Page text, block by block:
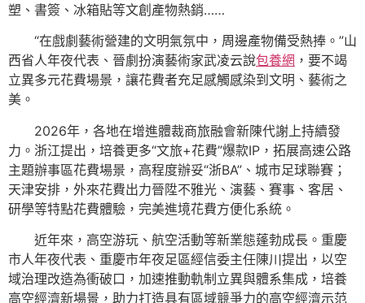
塑、書簽、冰箱貼等文創產物熱銷……
“在戲劇藝術營建的文明氣氛中，周邊產物備受熱捧。”山
西省人年夜代表、晉劇扮演藝術家武凌云說包養網 ，要不竭
立異多元花費場景，讓花費者充足感觸感染到文明、藝術之
美。
2026年，各地在增進體裁商旅融會新陳代謝上持續發
力。浙江提出，培養更多“文旅+花費”爆款IP，拓展高速公路
主題辦事區花費場景，高程度辦妥“浙BA”、城市足球聯賽；
天津安排，外來花費出力晉陞不雅光、演藝、賽事、客居、
研學等特點花費體驗，完美進境花費方便化系統。
近年來，高空游玩、航空活動等新業態蓬勃成長。重慶
市人年夜代表、重慶市年夜足區經信委主任陳川提出，以空
域治理改造為衝破口，加速推動軌制立異與體系集成，培養
高空經濟新場景，助力打造具有區域競爭力的高空經濟示范